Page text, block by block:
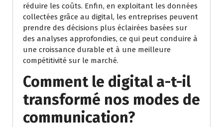
réduire les coûts. Enfin, en exploitant les données
collectées grâce au digital, les entreprises peuvent
prendre des décisions plus éclairées basées sur
des analyses approfondies, ce qui peut conduire à
une croissance durable et à une meilleure
compétitivité sur le marché.
Comment le digital a-t-il
transformé nos modes de
communication?